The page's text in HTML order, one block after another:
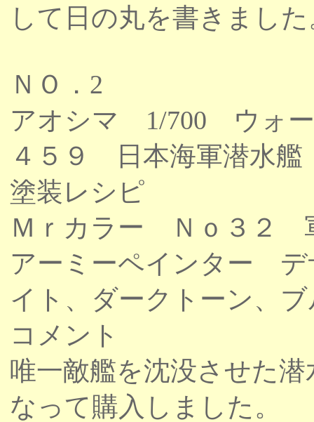
して日の丸を書きまし
ＮＯ．2
アオシマ 1/700 ウォ
４５９ 日本海軍潜水
塗装レシピ
Ｍｒカラー Ｎｏ３２
アーミーペインター デ
イト、ダークトーン、
コメント
唯一敵艦を沈没させた
なって購入しました。